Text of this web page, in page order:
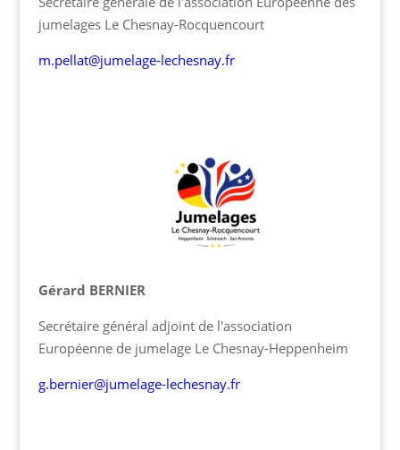
jumelages Le Chesnay-Rocquencourt
m.pellat@jumelage-lechesnay.fr
Gérard BERNIER
Secrétaire général adjoint de l'association
Européenne de jumelage Le Chesnay-Heppenheim
g.bernier@jumelage-lechesnay.fr